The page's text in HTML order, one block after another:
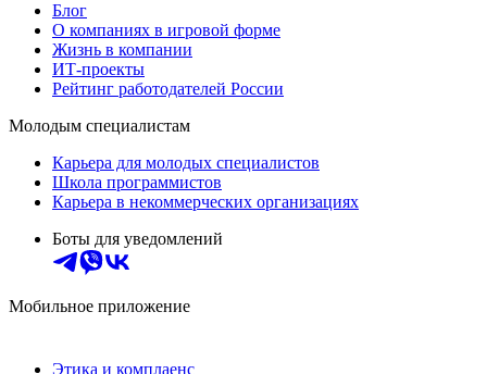
Блог
О компаниях в игровой форме
Жизнь в компании
ИТ-проекты
Рейтинг работодателей России
Молодым специалистам
Карьера для молодых специалистов
Школа программистов
Карьера в некоммерческих организациях
Боты для уведомлений
Мобильное приложение
Этика и комплаенс